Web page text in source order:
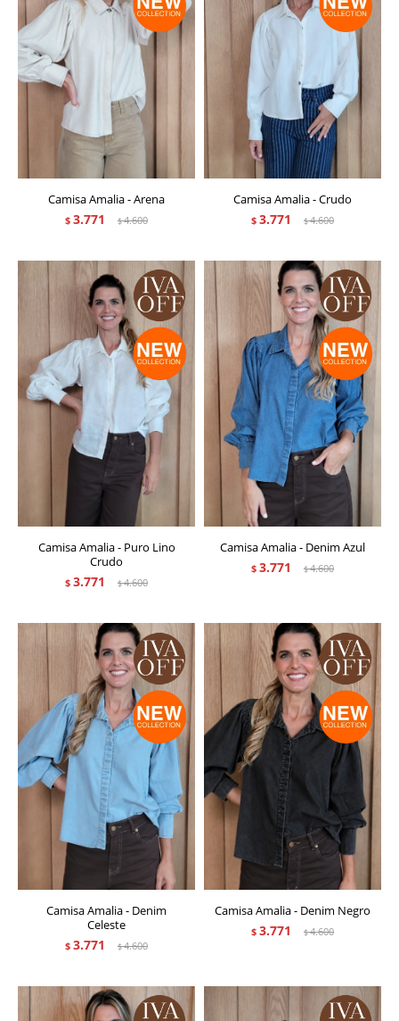
Camisa Amalia - Arena
$ 3.771 $4.600
Camisa Amalia - Crudo
$ 3.771 $4.600
Camisa Amalia - Puro Lino
Crudo
$ 3.771 $4.600
Camisa Amalia - Denim Azul
$ 3.771 $4.600
Camisa Amalia - Denim
Celeste
$ 3.771 $4.600
Camisa Amalia - Denim Negro
$ 3.771 $4.600